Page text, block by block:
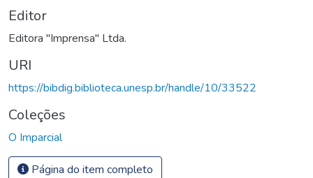
Editor
Editora "Imprensa" Ltda.
URI
https://bibdig.biblioteca.unesp.br/handle/10/33522
Coleções
O Imparcial
Página do item completo